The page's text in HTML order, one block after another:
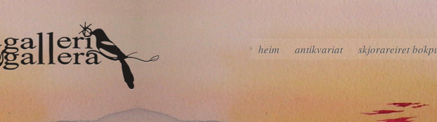
heim antikvariat skjorareiret